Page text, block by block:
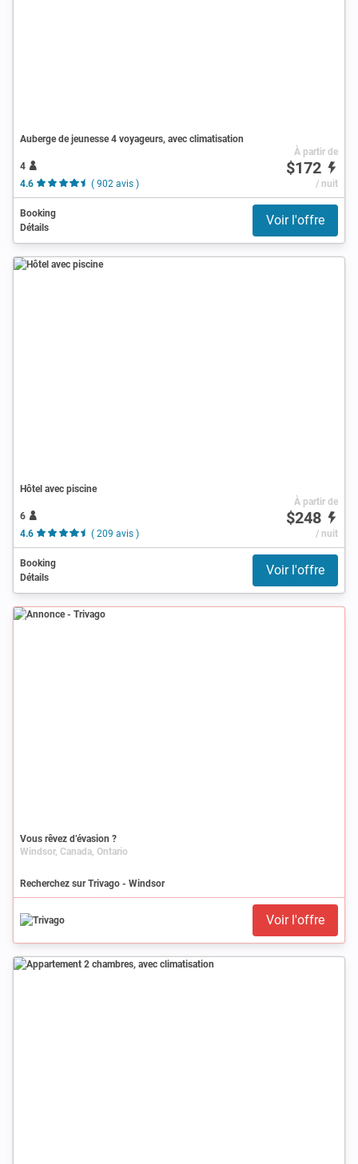
Auberge de jeunesse 4 voyageurs, avec climatisation
4
4.6
( 902 avis )
À partir de
$172
/ nuit
Booking
Détails
Voir l'offre
Hôtel avec piscine
6
4.6
( 209 avis )
À partir de
$248
/ nuit
Booking
Détails
Voir l'offre
Annonce
Vous rêvez d’évasion ?
Windsor, Canada, Ontario
Recherchez sur Trivago - Windsor
Voir l'offre